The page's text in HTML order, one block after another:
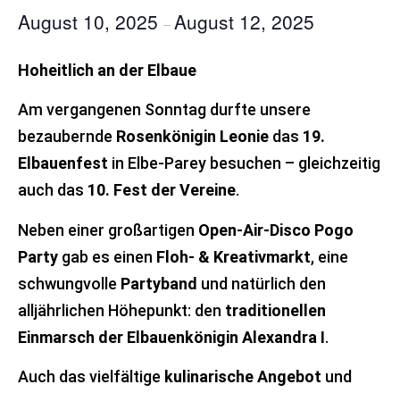
August 10, 2025 –August 12, 2025
Hoheitlich an der Elbaue
Am vergangenen Sonntag durfte unsere
bezaubernde Rosenkönigin Leonie das 19.
Elbauenfest in Elbe-Parey besuchen – gleichzeitig
auch das 10. Fest der Vereine.
Neben einer großartigen Open-Air-Disco Pogo
Party gab es einen Floh- & Kreativmarkt, eine
schwungvolle Partyband und natürlich den
alljährlichen Höhepunkt: den traditionellen
Einmarsch der Elbauenkönigin Alexandra I.
Auch das vielfältige kulinarische Angebot und